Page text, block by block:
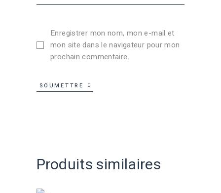
Enregistrer mon nom, mon e-mail et
mon site dans le navigateur pour mon
prochain commentaire.
SOUMETTRE
Produits similaires